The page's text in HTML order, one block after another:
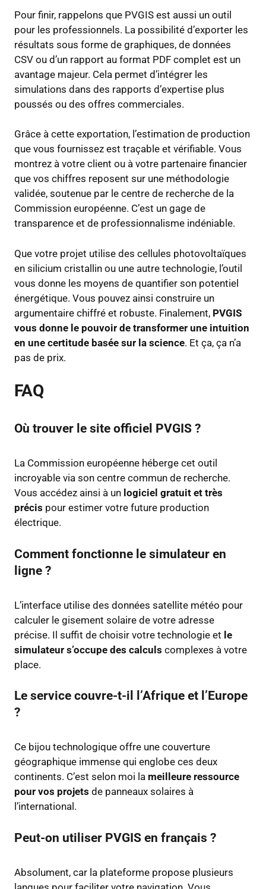
Pour finir, rappelons que PVGIS est aussi un outil
pour les professionnels. La possibilité d’exporter les
résultats sous forme de graphiques, de données
CSV ou d’un rapport au format PDF complet est un
avantage majeur. Cela permet d’intégrer les
simulations dans des rapports d’expertise plus
poussés ou des offres commerciales.
Grâce à cette exportation, l’estimation de production
que vous fournissez est traçable et vérifiable. Vous
montrez à votre client ou à votre partenaire financier
que vos chiffres reposent sur une méthodologie
validée, soutenue par le centre de recherche de la
Commission européenne. C’est un gage de
transparence et de professionnalisme indéniable.
Que votre projet utilise des cellules photovoltaïques
en silicium cristallin ou une autre technologie, l’outil
vous donne les moyens de quantifier son potentiel
énergétique. Vous pouvez ainsi construire un
argumentaire chiffré et robuste. Finalement, PVGIS
vous donne le pouvoir de transformer une intuition
en une certitude basée sur la science. Et ça, ça n’a
pas de prix.
FAQ
Où trouver le site officiel PVGIS ?
La Commission européenne héberge cet outil
incroyable via son centre commun de recherche.
Vous accédez ainsi à un logiciel gratuit et très
précis pour estimer votre future production
électrique.
Comment fonctionne le simulateur en
ligne ?
L’interface utilise des données satellite météo pour
calculer le gisement solaire de votre adresse
précise. Il suffit de choisir votre technologie et le
simulateur s’occupe des calculs complexes à votre
place.
Le service couvre-t-il l’Afrique et l’Europe
?
Ce bijou technologique offre une couverture
géographique immense qui englobe ces deux
continents. C’est selon moi la meilleure ressource
pour vos projets de panneaux solaires à
l’international.
Peut-on utiliser PVGIS en français ?
Absolument, car la plateforme propose plusieurs